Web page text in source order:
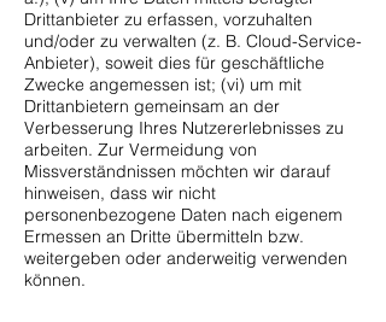
Drittanbieter zu erfassen, vorzuhalten
und/oder zu verwalten (z. B. Cloud-Service-
Anbieter), soweit dies für geschäftliche
Zwecke angemessen ist; (vi) um mit
Drittanbietern gemeinsam an der
Verbesserung Ihres Nutzererlebnisses zu
arbeiten. Zur Vermeidung von
Missverständnissen möchten wir darauf
hinweisen, dass wir nicht
personenbezogene Daten nach eigenem
Ermessen an Dritte übermitteln bzw.
weitergeben oder anderweitig verwenden
können.